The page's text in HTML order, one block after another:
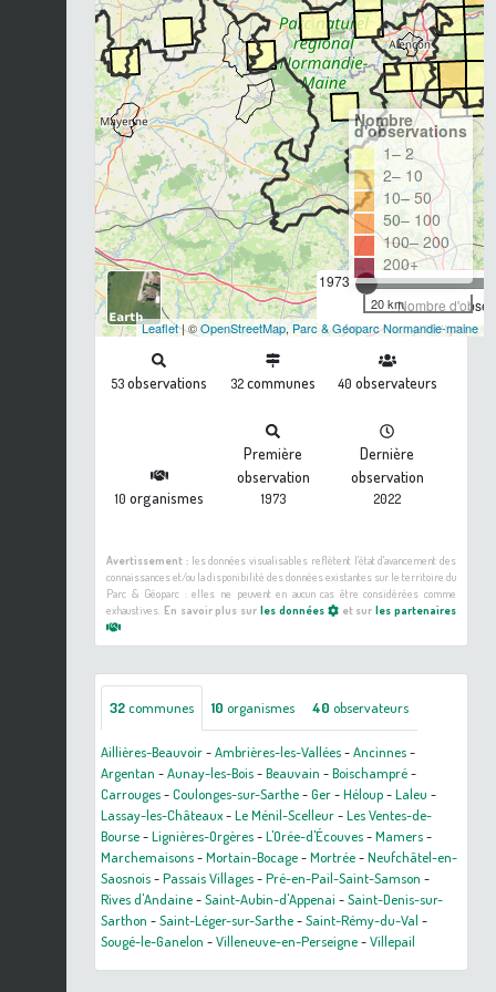
1973
Nombre
Nombre
d'observations
1– 2
2– 10
10– 50
50– 100
100– 200
200+
20 km
Leaflet| ©OpenStreetMap, Parc & Géoparc Normandie-maine
53observations 32communes 40 observateurs
10 organismes
Première
observation
1973
Dernière
observation
2022
Avertissement :les données visualisables reflètent l'état d'avancement des
connaissances et/ou la disponibilité des données existantes sur le territoire du
Parc & Géoparc : elles ne peuvent en aucun cas être considérées comme
exhaustives. En savoir plus sur les données et surles partenaires
32communes 10 organismes 40 observateurs
Aillières-Beauvoir-Ambrières-les-Vallées-Ancinnes-
Argentan -Aunay-les-Bois-Beauvain -Boischampré-
Carrouges-Coulonges-sur-Sarthe-Ger-Héloup-Laleu -
Lassay-les-Châteaux-Le Ménil-Scelleur-Les Ventes-de-
Bourse-Lignières-Orgères-L'Orée-d'Écouves-Mamers-
Marchemaisons-Mortain-Bocage-Mortrée-Neufchâtel-en-
Saosnois-Passais Villages-Pré-en-Pail-Saint-Samson -
Rives d'Andaine-Saint-Aubin-d'Appenai -Saint-Denis-sur-
Sarthon -Saint-Léger-sur-Sarthe-Saint-Rémy-du-Val -
Sougé-le-Ganelon -Villeneuve-en-Perseigne-Villepail